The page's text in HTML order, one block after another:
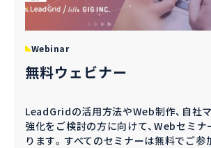
Webinar
無料ウェビナー
LeadGridの活用方法やWeb制作、自社
強化をご検討の方に向けて、Webセミ
ります。すべてのセミナーは無料でご参